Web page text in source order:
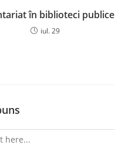
în biblioteci publice
iul. 29